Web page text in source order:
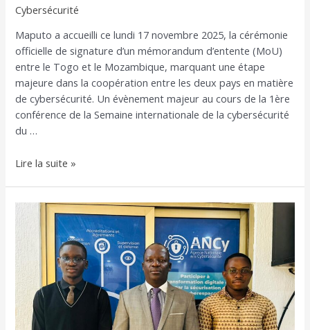
Cybersécurité
Maputo a accueilli ce lundi 17 novembre 2025, la cérémonie
officielle de signature d’un mémorandum d’entente (MoU)
entre le Togo et le Mozambique, marquant une étape
majeure dans la coopération entre les deux pays en matière
de cybersécurité. Un évènement majeur au cours de la 1ère
conférence de la Semaine internationale de la cybersécurité
du …
Lire la suite »
Le
Togo
représenté
à
compétition
mondiale
de